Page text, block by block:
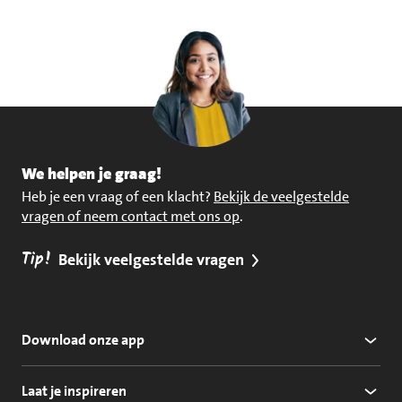
We helpen je graag!
Heb je een vraag of een klacht? Bekijk de veelgestelde
vragen of neem contact met ons op.
Tip! Bekijk veelgestelde vragen
Download onze app
Laat je inspireren